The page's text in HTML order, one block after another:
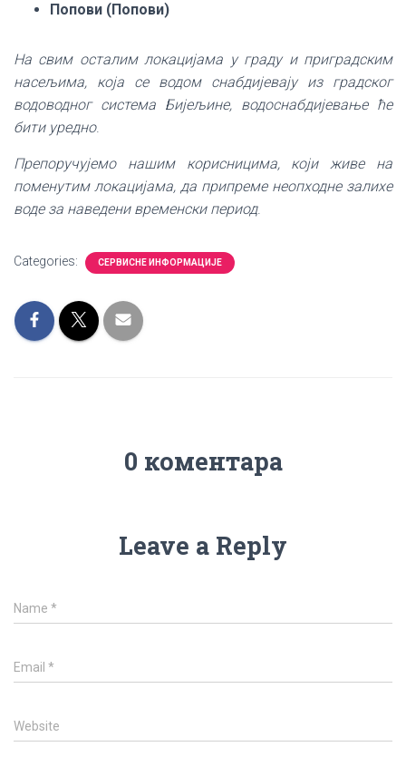
Попови (Попови)
На свим осталим локацијама у граду и приградским
насељима, која се водом снабдијевају из градског
водоводног система Бијељине, водоснабдијевање ће
бити уредно.
Препоручујемо нашим корисницима, који живе на
поменутим локацијама, да припреме неопходне залихе
воде за наведени временски период.
Categories: СЕРВИСНЕ ИНФОРМАЦИЈЕ
0 коментара
Leave a Reply
Name *
Email *
Website